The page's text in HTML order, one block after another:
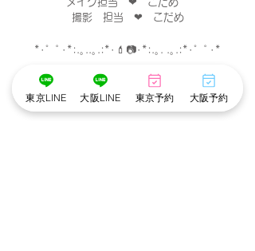
撮影　担当　❤︎　こだめ
*･゜ﾟ･*:.｡..｡.:*･💄📷･*:.｡. .｡.:*･゜ﾟ･*
東京LINE 大阪LINE 東京予約 大阪予約